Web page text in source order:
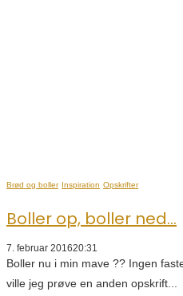
Brød og boller Inspiration Opskrifter
Boller op, boller ned...
7. februar 201620:31
Boller nu i min mave ?? Ingen
ville jeg prøve en anden opskrift...